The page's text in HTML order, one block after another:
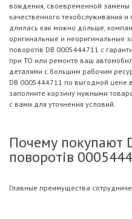
вождения, своевременной замены
качественного техобслуживания
длилась как можно дольше,
оригинальные и неоригинальные
поворотів DB 0005444711 с
при ТО или ремонте ваш
деталями с большим рабочим
DB 0005444711 по выгодной цене
заполните корзину нужными
с вами для уточнения условий.
Почему покупают
поворотів
Главные преимущества